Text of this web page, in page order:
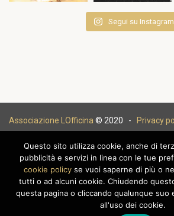
Segui su Instagram
Associazione LOfficina© 2020 - Privacy
Questo sito utilizza cookie, anche di
pubblicità e servizi in linea con le tue
cookie policyse vuoi saperne di più o
tutti o ad alcuni cookie. Chiudendo
questa pagina o cliccando qualunque suo
all'uso dei cookie.